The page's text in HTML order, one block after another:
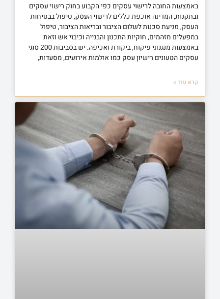
באמצעות החובה לרישוי עסקים כפי הקבוע בחוק רישוי עסקים
ובתקנות, המדינה אוכפת כללים לרישוי העסק, טיפול בבטיחות
העסק, מניעת סכנות לשלום הציבור ובריאות הציבור, טיפול
במפעלים מזהמים, חוקיות התכנון והבנייה וכיבוי אש וזאת
באמצעות מנגנוני פיקוח, ביקורת ואכיפה. יש בסביבות 200 סוגי
עסקים הטעונים רישיון עסק כמו אולמות אירועים, מסעדות,
קרא עוד »